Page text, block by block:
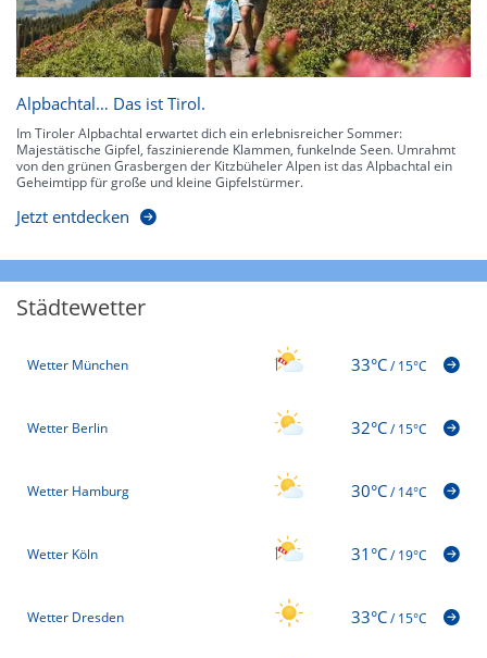
Alpbachtal… Das ist Tirol.
Im Tiroler Alpbachtal erwartet dich ein erlebnisreicher Sommer:
Majestätische Gipfel, faszinierende Klammen, funkelnde Seen. Umrahmt
von den grünen Grasbergen der Kitzbüheler Alpen ist das Alpbachtal ein
Geheimtipp für große und kleine Gipfelstürmer.
Jetzt entdecken
Städtewetter
Wetter München 33°C/15°C
Wetter Berlin 32°C/15°C
Wetter Hamburg 30°C/14°C
Wetter Köln 31°C/19°C
Wetter Dresden 33°C/15°C